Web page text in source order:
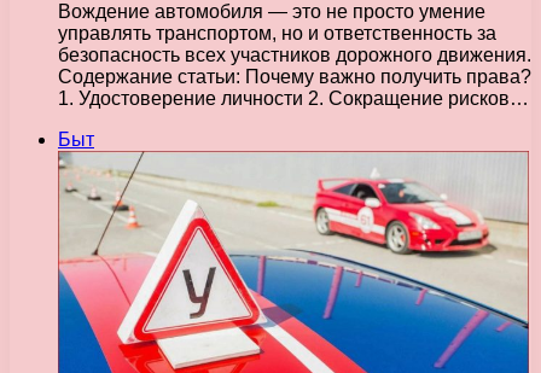
Вождение автомобиля — это не просто умение
управлять транспортом, но и ответственность за
безопасность всех участников дорожного движения.
Содержание статьи: Почему важно получить права?
1. Удостоверение личности 2. Сокращение рисков…
Быт